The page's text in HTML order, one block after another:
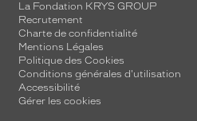
La Fondation KRYS GROUP
Recrutement
Charte de confidentialité
Mentions Légales
Politique des Cookies
Conditions générales d'utilisation
Accessibilité
Gérer les cookies